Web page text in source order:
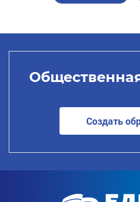
Создать